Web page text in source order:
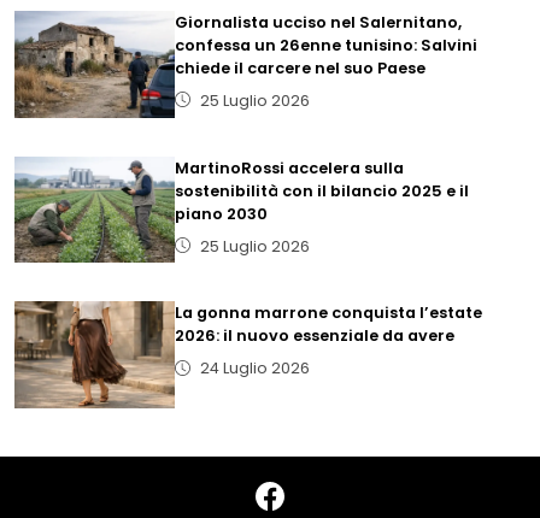
Giornalista ucciso nel Salernitano,
confessa un 26enne tunisino: Salvini
chiede il carcere nel suo Paese
25 Luglio 2026
MartinoRossi accelera sulla
sostenibilità con il bilancio 2025 e il
piano 2030
25 Luglio 2026
La gonna marrone conquista l’estate
2026: il nuovo essenziale da avere
24 Luglio 2026